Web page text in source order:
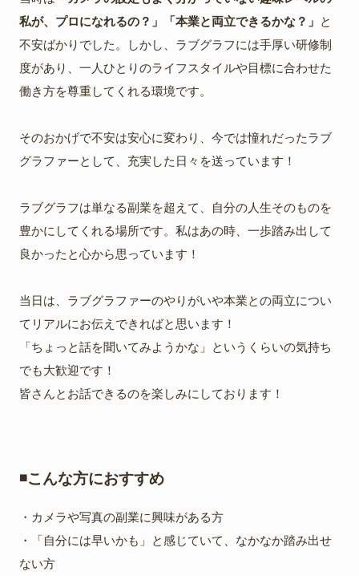
私が、プロになれるの？」「本業と両立できるかな？」
と
不安ばかりでした。しかし、ラブグラフには手厚い研修制
度があり、一人ひとりのライフスタイルや目標に合わせた
働き方を尊重してくれる環境です。
そのおかげで不安は安心に変わり、今では憧れだったラブ
グラファーとして、充実した日々を送っています！
ラブグラフは単なる副業を超えて、自分の人生そのものを
豊かにしてくれる場所です。私はあの時、一歩踏み出して
良かったと心から思っています！
当日は、ラブグラファーのやりがいや本業との両立につい
てリアルにお伝えできればと思います！
「ちょっと話を聞いてみようかな」というくらいの気持ち
でも大歓迎です！
皆さんとお話できるのを楽しみにしております！
◾️こんな方におすすめ
・カメラや写真の副業に興味がある方
・「自分には早いかも」と感じていて、なかなか踏み出せ
ない方